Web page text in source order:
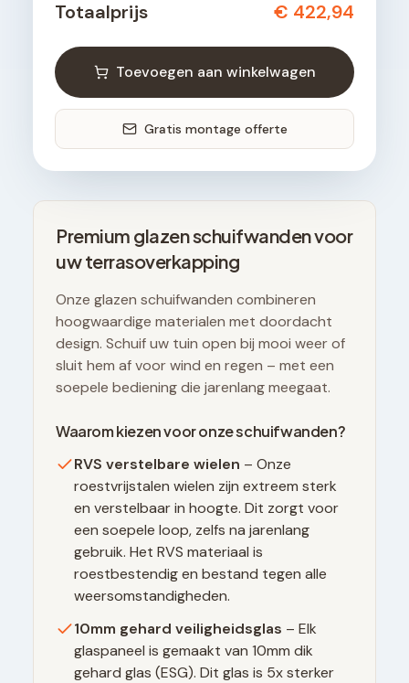
Totaalprijs € 422,94
Toevoegen aan winkelwagen
Gratis montage offerte
Premium glazen schuifwanden voor
uw terrasoverkapping
Onze glazen schuifwanden combineren
hoogwaardige materialen met doordacht
design. Schuif uw tuin open bij mooi weer of
sluit hem af voor wind en regen – met een
soepele bediening die jarenlang meegaat.
Waarom kiezen voor onze schuifwanden?
RVS verstelbare wielen – Onze
roestvrijstalen wielen zijn extreem sterk
en verstelbaar in hoogte. Dit zorgt voor
een soepele loop, zelfs na jarenlang
gebruik. Het RVS materiaal is
roestbestendig en bestand tegen alle
weersomstandigheden.
10mm gehard veiligheidsglas – Elk
glaspaneel is gemaakt van 10mm dik
gehard glas (ESG). Dit glas is 5x sterker